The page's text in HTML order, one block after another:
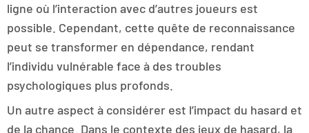
ligne où l’interaction avec d’autres joueurs est
possible. Cependant, cette quête de reconnaissance
peut se transformer en dépendance, rendant
l’individu vulnérable face à des troubles
psychologiques plus profonds.
Un autre aspect à considérer est l’impact du hasard et
de la chance. Dans le contexte des jeux de hasard, la